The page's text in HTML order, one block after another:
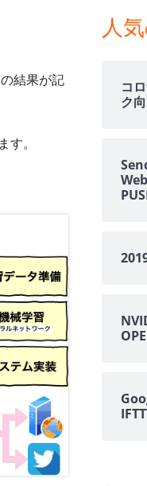
結果が記
。
ン
人
コ
ク